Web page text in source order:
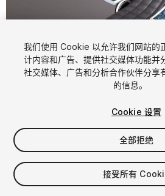
1/8
$15
增值税将在结算时计算
我们使用 Cookie 以允许我们网站的
计内容和广告、提供社交媒体功能并
社交媒体、广告和分析合作伙伴分享
的信息。
Cookie 设置
全部拒绝
接受所有